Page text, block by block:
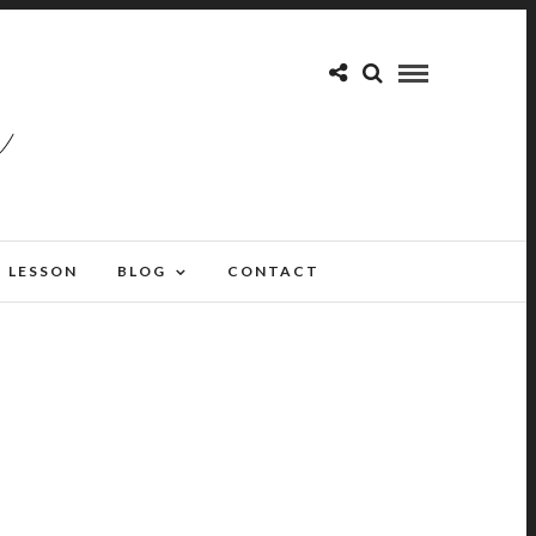
LESSON BLOG CONTACT